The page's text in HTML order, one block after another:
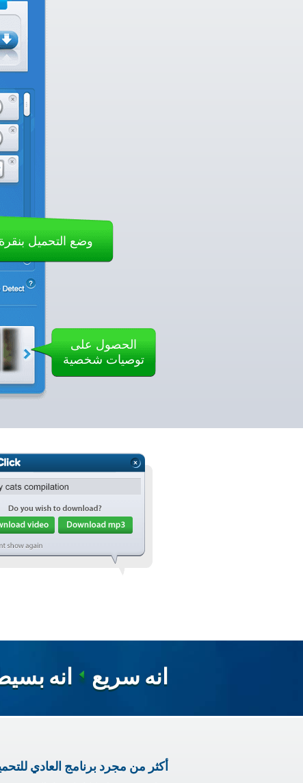
وضع التحميل
الحصول على
توصيات شخصية
انه سريع انه
أكثر من مجرد برنامج العادي